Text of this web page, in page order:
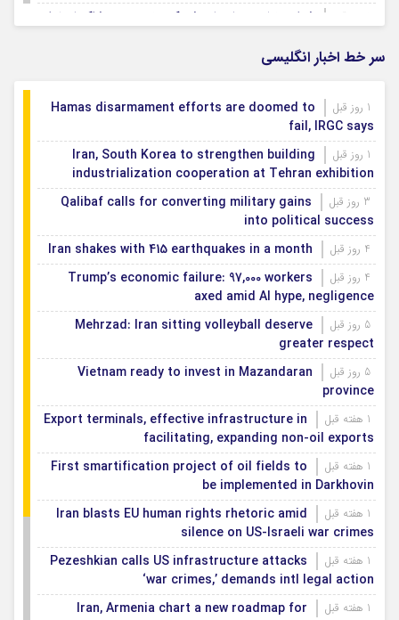
شتاب‌بخشی به احداث شهرک تخصصی پوشاک اصفهان
سر خط اخبار انگلیسی
Hamas disarmament efforts are doomed to
fail, IRGC says
Iran, South Korea to strengthen building
industrialization cooperation at Tehran exhibition
Qalibaf calls for converting military gains
into political success
Iran shakes with 415 earthquakes in a month
Trump’s economic failure: 97,000 workers
axed amid AI hype, negligence
Mehrzad: Iran sitting volleyball deserve
greater respect
Vietnam ready to invest in Mazandaran
province
Export terminals, effective infrastructure in
facilitating, expanding non-oil exports
First smartification project of oil fields to
be implemented in Darkhovin
Iran blasts EU human rights rhetoric amid
silence on US-Israeli war crimes
Pezeshkian calls US infrastructure attacks
‘war crimes,’ demands intl legal action
Iran, Armenia chart a new roadmap for